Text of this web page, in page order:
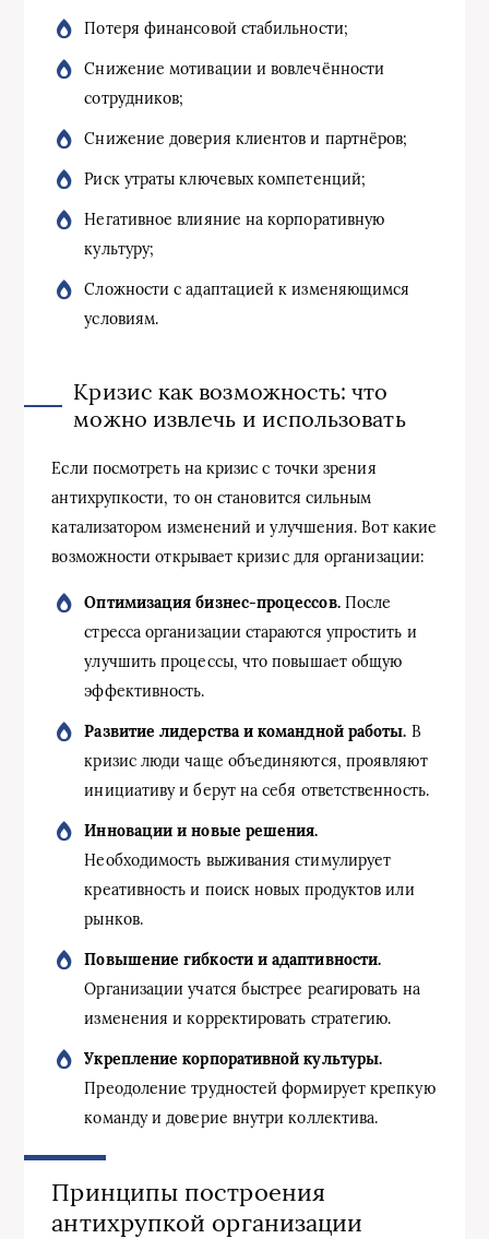
Потеря финансовой стабильности;
Снижение мотивации и вовлечённости
сотрудников;
Снижение доверия клиентов и партнёров;
Риск утраты ключевых компетенций;
Негативное влияние на корпоративную
культуру;
Сложности с адаптацией к изменяющимся
условиям.
Кризис как возможность: что
можно извлечь и использовать
Если посмотреть на кризис с точки зрения
антихрупкости, то он становится сильным
катализатором изменений и улучшения. Вот какие
возможности открывает кризис для организации:
Оптимизация бизнес-процессов.После
стресса организации стараются упростить и
улучшить процессы, что повышает общую
эффективность.
Развитие лидерства и командной работы. В
кризис люди чаще объединяются, проявляют
инициативу и берут на себя ответственность.
Инновации и новые решения.
Необходимость выживания стимулирует
креативность и поиск новых продуктов или
рынков.
Повышение гибкости и адаптивности.
Организации учатся быстрее реагировать на
изменения и корректировать стратегию.
Укрепление корпоративной культуры.
Преодоление трудностей формирует крепкую
команду и доверие внутри коллектива.
Принципы построения
антихрупкой организации